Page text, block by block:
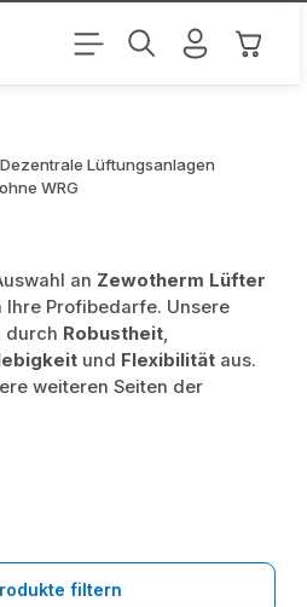
Dezentrale Lüftungsanlagen
WRG
an Zewotherm Lüfter
Ihre Profibedarfe. Unsere
durch Robustheit,
und Flexibilität aus.
weiteren Seiten der
filtern